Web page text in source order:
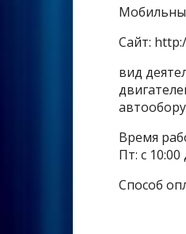
Сайт:
вид
Время
Пт: с
Способ